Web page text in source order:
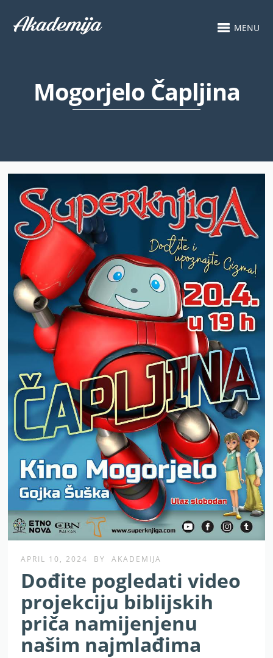
MENU
Mogorjelo Čapljina
APRIL 10, 2024 BY AKADEMIJA
Dođite pogledati video
projekciju biblijskih
priča namijenjenu
našim najmlađima